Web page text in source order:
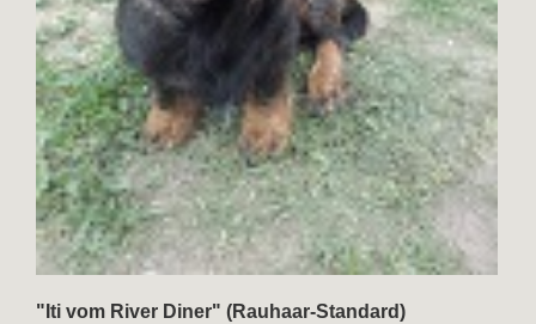
"Iti vom River Diner" (Rauhaar-Standard)